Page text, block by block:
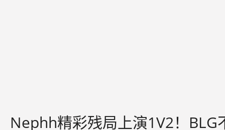
Nephh精彩残局上演1V2！